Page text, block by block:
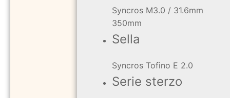
Syncros M3.0 / 31.6mm
350mm
Sella
Syncros Tofino E 2.0
Serie sterzo